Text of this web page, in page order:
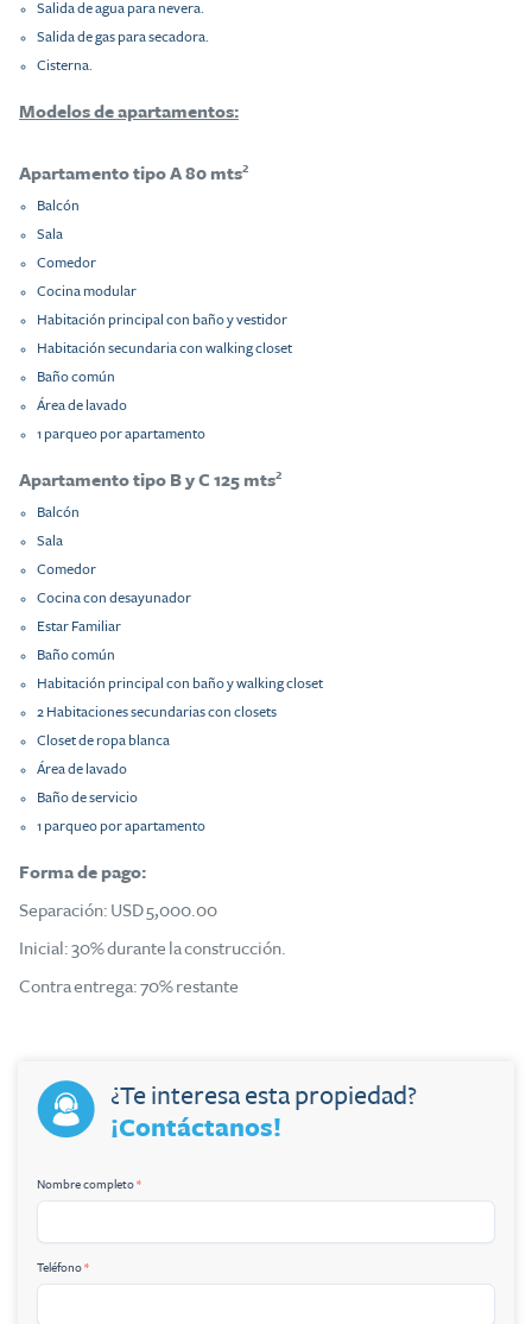
¿Te interesa esta propiedad?
¡Contáctanos!
Nombre completo*
Teléfono*
Salida de agua para nevera.
Salida de gas para secadora.
Cisterna.
Modelos de apartamentos:
Apartamento tipo A 80 mts²
Balcón
Sala
Comedor
Cocina modular
Habitación principal con baño y vestidor
Habitación secundaria con walking closet
Baño común
Área de lavado
1 parqueo por apartamento
Apartamento tipo B y C 125 mts²
Balcón
Sala
Comedor
Cocina con desayunador
Estar Familiar
Baño común
Habitación principal con baño y walking closet
2 Habitaciones secundarias con closets
Closet de ropa blanca
Área de lavado
Baño de servicio
1 parqueo por apartamento
Forma de pago:
Separación: USD 5,000.00
Inicial: 30% durante la construcción.
Contra entrega: 70% restante